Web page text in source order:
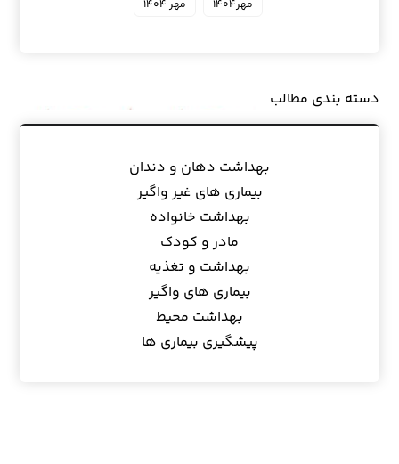
مهر۱۴۰۴ مهر ۱۴۰۴
دسته بندی مطالب
بهداشت دهان و دندان
بیماری های غیر واگیر
بهداشت خانواده
مادر و کودک
بهداشت و تغذیه
بیماری های واگیر
بهداشت محیط
پیشگیری بیماری ها